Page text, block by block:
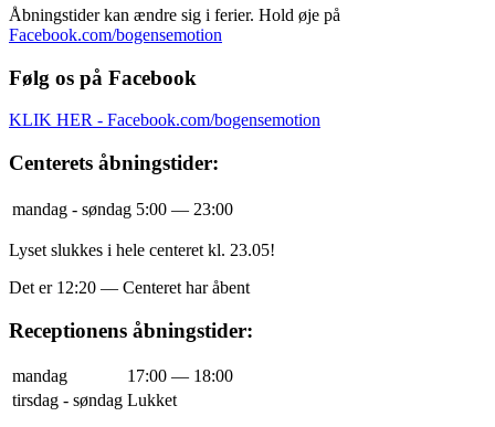
Åbningstider kan ændre sig i ferier. Hold øje på
Facebook.com/bogensemotion
Følg os på Facebook
KLIK HER - Facebook.com/bogensemotion
Centerets åbningstider:
mandag - søndag 5:00 — 23:00
Lyset slukkes i hele centeret kl. 23.05!
Det er12:20 — Centeret har åbent
Receptionens åbningstider:
mandag
17:00 — 18:00
tirsdag - søndag Lukket